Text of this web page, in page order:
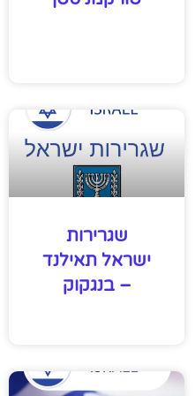
שגרירות
ישראל תאילנד
– בנגקוק